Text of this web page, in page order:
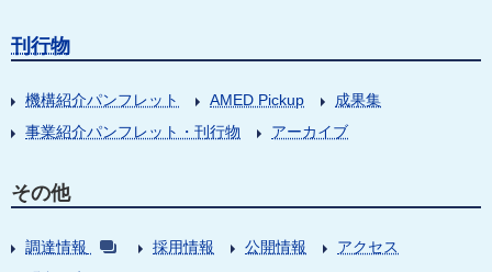
刊行物
機構紹介パンフレット AMED Pickup
成果集
事業紹介パンフレット・刊行物
アーカイブ
その他
調達情報 採用情報 公開情報
アクセス